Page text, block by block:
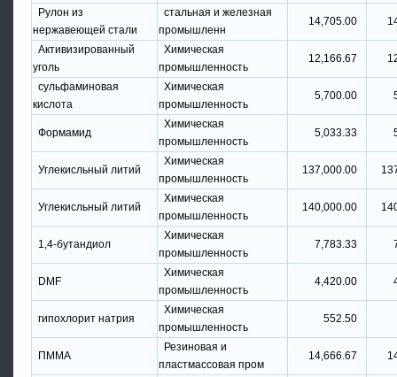
Рулон из
нержавеющей стали
стальная и железная
промышленн
14,705.00
Активизированный
уголь
Химическая
промышленность
12,166.67
сульфаминовая
кислота
Химическая
промышленность
5,700.00
Формамид
Химическая
промышленность
5,033.33
Углекисльный литий
Химическая
промышленность
137,000.00
Углекисльный литий
Химическая
промышленность
140,000.00
1,4-бутандиол
Химическая
промышленность
7,783.33
DMF
Химическая
промышленность
4,420.00
гипохлорит натрия
Химическая
промышленность
552.50
ПММА
Резиновая и
пластмассовая пром
14,666.67